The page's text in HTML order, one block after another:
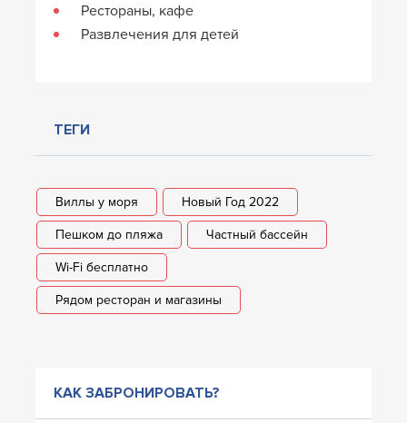
Рестораны, кафе
Развлечения для детей
ТЕГИ
Виллы у моря Новый Год 2022
Пешком до пляжа Частный бассейн
Wi-Fi бесплатно
Рядом ресторан и магазины
КАК ЗАБРОНИРОВАТЬ?